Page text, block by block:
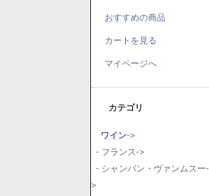
おすすめの商品
カートを見る
マイページへ
カテゴリ
ワイン->
- フランス->
- シャンパン・ヴァンムスー-
>